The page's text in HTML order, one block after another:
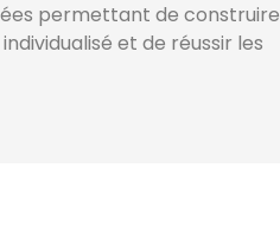
permettant de construire
et de réussir les